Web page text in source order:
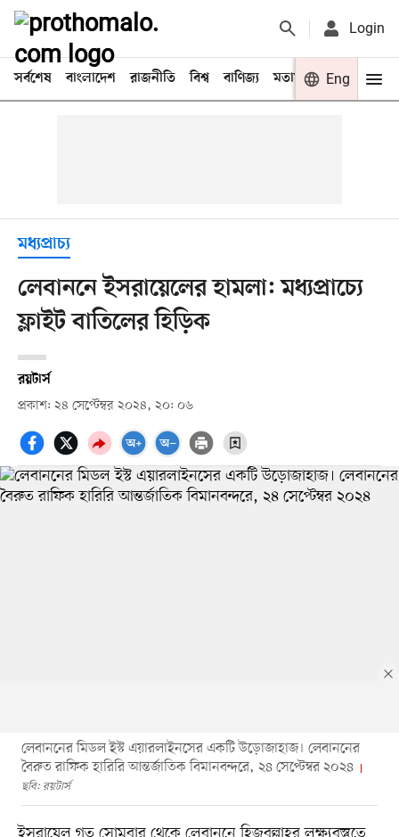
Login
সর্বশেষ বাংলাদেশ রাজনীতি বিশ্ব বাণিজ্য মতামত খেলা
Eng
মধ্যপ্রাচ্য
লেবাননে ইসরায়েলের হামলা: মধ্যপ্রাচ্যে
ফ্লাইট বাতিলের হিড়িক
রয়টার্স
প্রকাশ: ২৪ সেপ্টেম্বর ২০২৪, ২০: ০৬
লেবাননের মিডল ইস্ট এয়ারলাইনসের একটি উড়োজাহাজ। লেবাননের
বৈরুত রাফিক হারিরি আন্তর্জাতিক বিমানবন্দরে, ২৪ সেপ্টেম্বর ২০২৪
ছবি: রয়টার্স